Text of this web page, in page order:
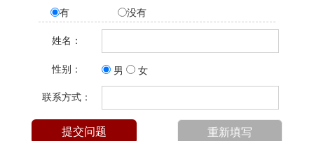
有
没有
姓名：
性别： 男 女
联系方式：